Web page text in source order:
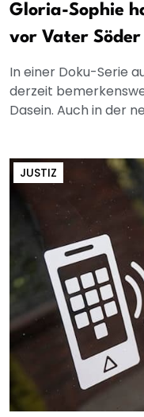
Gloria-Sophie
vor Vater Söder
In einer Doku-Serie
derzeit
Dasein. Auch in der
JUSTIZ